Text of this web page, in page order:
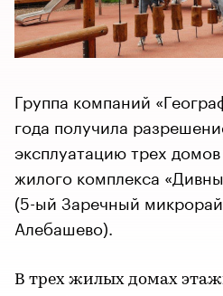
Группа компаний
года получила
эксплуатацию трех
жилого комплекса
(5-ый Заречный
Алебашево).
В трех жилых домах